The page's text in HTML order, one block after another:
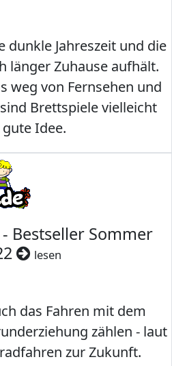
dunkle Jahreszeit und die
länger Zuhause aufhält.
weg von Fernsehen und
Brettspiele vielleicht
Idee.
Bestseller Sommer
lesen
das Fahren mit dem
zählen - laut
zur Zukunft.